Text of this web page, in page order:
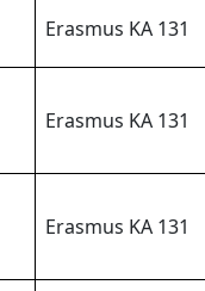
Erasmus KA 131
Erasmus KA 131
Erasmus KA 131